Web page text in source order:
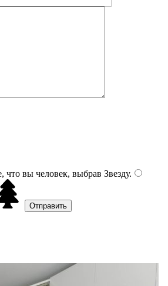
что вы человек, выбрав Звезду.